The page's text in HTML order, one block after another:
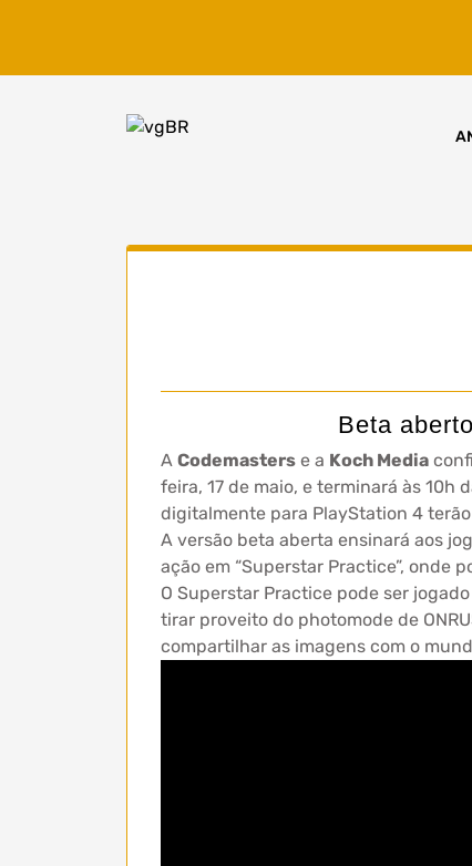
Beta
A Codemasters e a Koch Media
feira, 17 de maio, e terminará às 10h
digitalmente para PlayStation 4
A versão beta aberta ensinará aos
ação em “Superstar Practice”, onde
O Superstar Practice pode ser
tirar proveito do photomode de
compartilhar as imagens com o